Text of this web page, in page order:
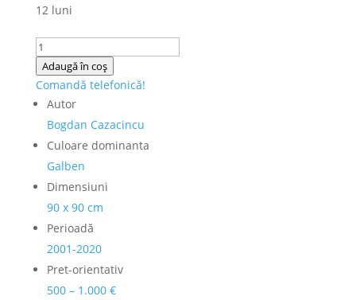
12 luni
Cantitate
Bogdan
Cazacincu
-
"Abstract"
Adaugă în coș
Comandă telefonică!
Autor
Bogdan Cazacincu
Culoare dominanta
Galben
Dimensiuni
90 x 90 cm
Perioadă
2001-2020
Pret-orientativ
500 – 1.000 €